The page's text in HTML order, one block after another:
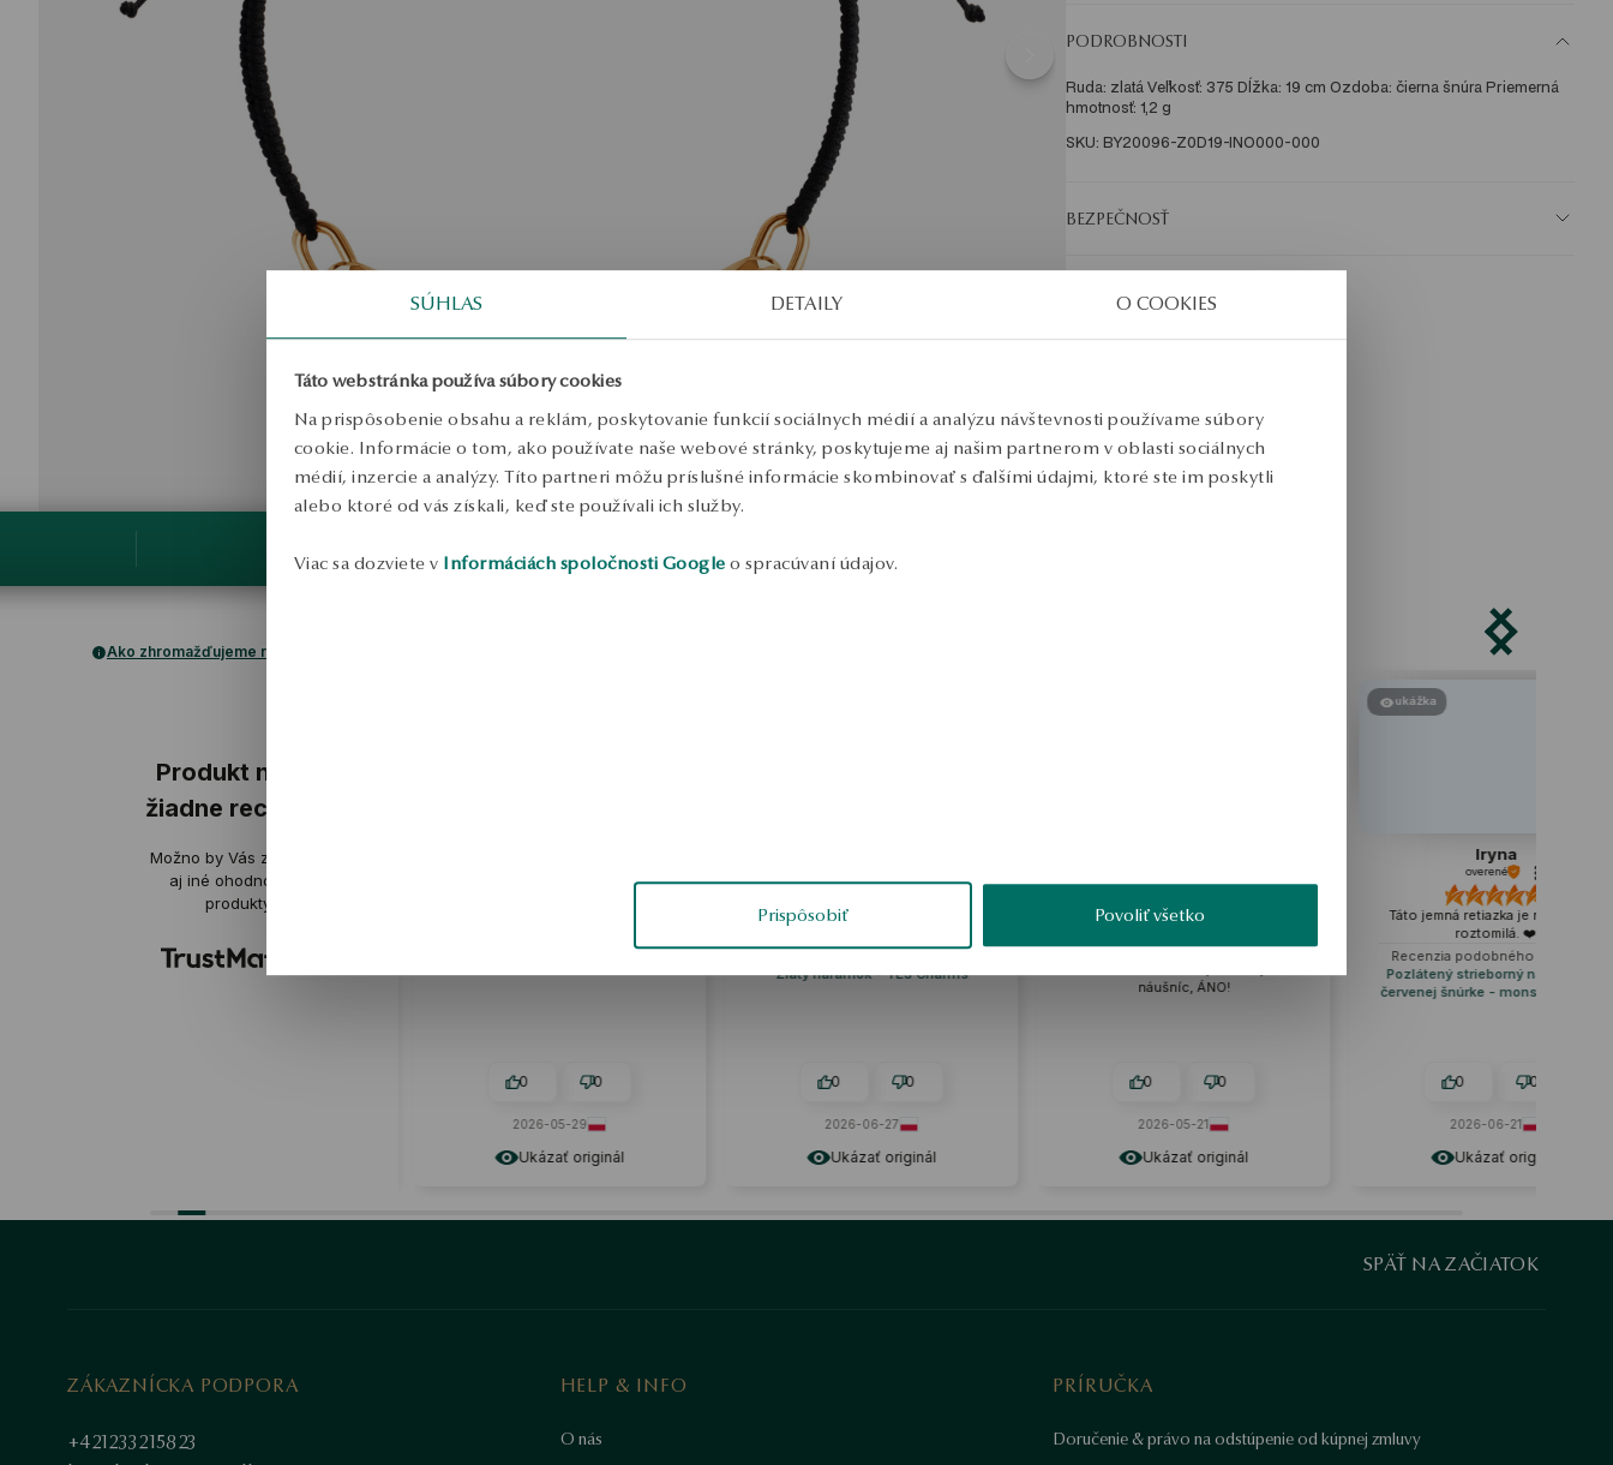
SÚHLAS DETAILY O COOKIES
Táto webstránka používa súbory cookies
Na prispôsobenie obsahu a reklám, poskytovanie funkcií sociálnych médií a analýzu návštevnosti používame súbory
cookie. Informácie o tom, ako používate naše webové stránky, poskytujeme aj našim partnerom v oblasti sociálnych
médií, inzercie a analýzy. Títo partneri môžu príslušné informácie skombinovať s ďalšími údajmi, ktoré ste im poskytli
alebo ktoré od vás získali, keď ste používali ich služby.
Viac sa dozviete v Informáciách spoločnosti Google o spracúvaní údajov.
Prispôsobiť Povoliť všetko
PODROBNOSTI
Ruda: zlatá Veľkosť: 375 Dĺžka: 19 cm Ozdoba: čierna šnúra Priemerná
hmotnosť: 1,2 g
SKU: BY20096-Z0D19-INO000-000
BEZPEČNOSŤ
Ako zhromažďujeme recenzie?
Produkt nemá
žiadne recenzie
Možno by Vás zaujímali
aj iné ohodnotené
produkty
Aleksander
overené
Pevné spracovanie, vynikajúce
naozaj odolný. Tvar a farba
náhrdelníka sú naozaj jedinečné,
Ukázať originál
0 0
2026-05-29
Ukázať originál
Žiadne výrobné chyby, perfektné.
Zlatý náramok - YES Charms
0 0
2026-06-27
Ukázať originál
Krásne náušnice ❤️Náušnice
nenápadne a prirodzene. Som
náušníc, ÁNO!
0 0
2026-05-21
Ukázať originál
ukážka
Iryna
overené
Táto jemná retiazka je nesmierne
roztomilá. ❤️
Recenzia podobného produktu:
Pozlátený strieborný náramok na
červenej šnúrke - monstera - Flora
0 0
2026-06-21
SPÄŤ NA ZAČIATOK
ZÁKAZNÍCKA PODPORA
+421233215823
HELP & INFO
O nás
PRÍRUČKA
Doručenie & právo na odstúpenie od kúpnej zmluvy